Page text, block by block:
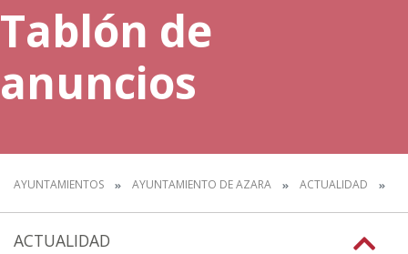
Tablón de
anuncios
AYUNTAMIENTOS AYUNTAMIENTO DE AZARA ACTUALIDAD
ACTUALIDAD